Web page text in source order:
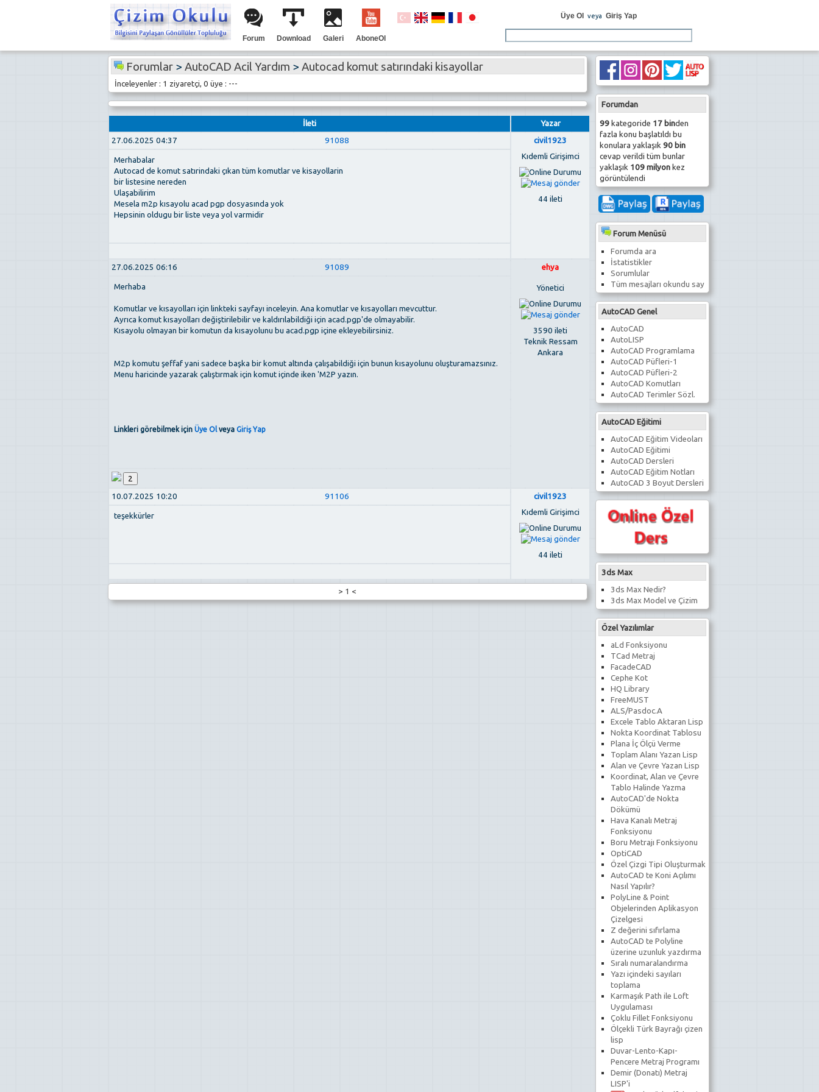
Forum Download Galeri AboneOl
Üye Ol veya Giriş Yap
Forumdan
99kategoride 17 binden
fazla konu başlatıldı bu
konulara yaklaşık 90 bin
cevap verildi tüm bunlar
yaklaşık 109 milyonkez
görüntülendi
Forum Menüsü
Forumda ara
İstatistikler
Sorumlular
Tüm mesajları okundu say
AutoCAD Genel
AutoCAD
AutoLISP
AutoCAD Programlama
AutoCAD Püfleri-1
AutoCAD Püfleri-2
AutoCAD Komutları
AutoCAD Terimler Sözl.
AutoCAD Eğitimi
AutoCAD Eğitim Videoları
AutoCAD Eğitimi
AutoCAD Dersleri
AutoCAD Eğitim Notları
AutoCAD 3 Boyut Dersleri
3ds Max
3ds Max Nedir?
3ds Max Model ve Çizim
Özel Yazılımlar
aLd Fonksiyonu
TCad Metraj
FacadeCAD
Cephe Kot
HQ Library
FreeMUST
ALS/Pasdoc.A
Excele Tablo Aktaran Lisp
Nokta Koordinat Tablosu
Plana İç Ölçü Verme
Toplam Alanı Yazan Lisp
Alan ve Çevre Yazan Lisp
Koordinat, Alan ve Çevre
Tablo Halinde Yazma
AutoCAD'de Nokta
Dökümü
Hava Kanalı Metraj
Fonksiyonu
Boru Metrajı Fonksiyonu
OptiCAD
Özel Çizgi Tipi Oluşturmak
AutoCAD te Koni Açılımı
Nasıl Yapılır?
PolyLine & Point
Objelerinden Aplikasyon
Çizelgesi
Z değerini sıfırlama
AutoCAD te Polyline
üzerine uzunluk yazdırma
Sıralı numaralandırma
Yazı içindeki sayıları
toplama
Karmaşık Path ile Loft
Uygulaması
Çoklu Fillet Fonksiyonu
Ölçekli Türk Bayrağı çizen
lisp
Duvar-Lento-Kapı-
Pencere Metraj Programı
Demir (Donatı) Metraj
LISP'i
Forumlar> AutoCAD Acil Yardım > Autocad komut satırındaki kisayollar
İnceleyenler : 1 ziyaretçi, 0 üye : ---
İleti
Yazar
27.06.2025 04:37
91088
civil1923
Kıdemli Girişimci
44 ileti
Merhabalar
Autocad de komut satırindaki çıkan tüm komutlar ve kisayollarin
bir listesine nereden
Ulaşabilirim
Mesela m2p kısayolu acad pgp dosyasında yok
Hepsinin oldugu bir liste veya yol varmidir
27.06.2025 06:16 91089 ehya
Yönetici
3590 ileti
Teknik Ressam
Ankara
Merhaba
Komutlar ve kısayolları için linkteki sayfayı inceleyin. Ana komutlar ve kısayolları mevcuttur.
Ayrıca komut kısayolları değiştirilebilir ve kaldırılabildiği için acad.pgp'de olmayabilir.
Kısayolu olmayan bir komutun da kısayolunu bu acad.pgp içine ekleyebilirsiniz.
M2p komutu şeffaf yani sadece başka bir komut altında çalışabildiği için bunun kısayolunu oluşturamazsınız.
Menu haricinde yazarak çalıştırmak için komut içinde iken 'M2P yazın.
Linkleri görebilmek için Üye Olveya Giriş Yap
2
10.07.2025 10:20
91106
civil1923
Kıdemli Girişimci
44 ileti
teşekkürler
> 1 <